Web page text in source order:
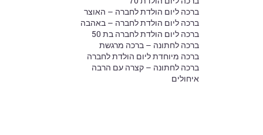
ברכה ליום הולדת לחברה – האוצר
ברכה ליום הולדת לחברה – באהבה
ברכה ליום הולדת לחברה בת 50
ברכה לחתונה – ברכה מרגשת
ברכה מיוחדת ליום הולדת לחברה
ברכה לחתונה – קצרה עם הרבה
איחולים